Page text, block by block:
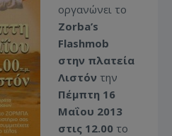
οργανώνει το
Zorba’s
Flashmob
στην πλατεία
Λιστόν την
Πέμπτη 16
Μαΐου 2013
στις 12.00 το